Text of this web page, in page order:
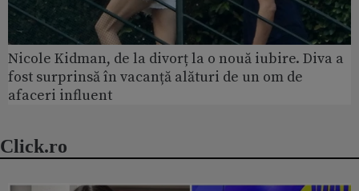
Nicole Kidman, de la divorț la o nouă iubire. Diva a
fost surprinsă în vacanță alături de un om de
afaceri influent
Click.ro